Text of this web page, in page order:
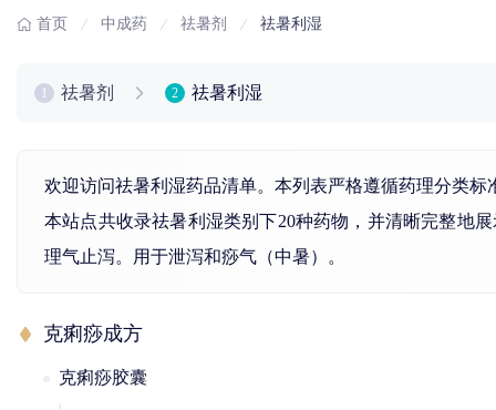
首页 中成药 祛暑剂 祛暑利湿
祛暑剂 2 祛暑利湿
欢迎访问祛暑利湿药品清单。本列表严格遵循药理分类
本站点共收录祛暑利湿类别下20种药物，并清晰完整地
理气止泻。用于泄泻和痧气（中暑）。
克痢痧成方
克痢痧胶囊